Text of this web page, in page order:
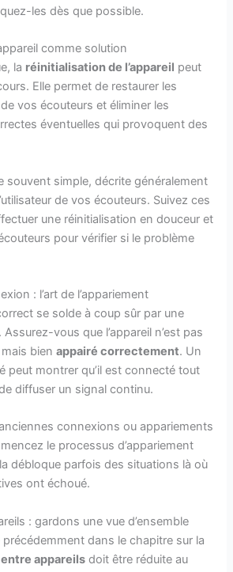
les dès que possible.
comme solution
la réinitialisation de l’appareil peut
Elle permet de restaurer les
vos écouteurs et éliminer les
éventuelles qui provoquent des
souvent simple, décrite généralement
de vos écouteurs. Suivez ces
une réinitialisation en douceur et
pour vérifier si le problème
: l’art de l’appariement
se solde à coup sûr par une
vous que l’appareil n’est pas
mais bienappairé correctement. Un
peut montrer qu’il est connecté tout
diffuser un signal continu.
connexions ou appariements
le processus d’appariement
débloque parfois des situations là où
ont échoué.
: gardons une vue d’ensemble
dans le chapitre sur la
appareils doit être réduite au